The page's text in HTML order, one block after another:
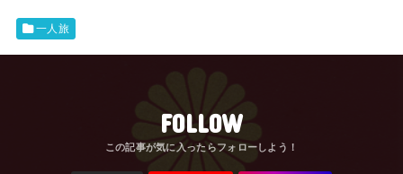
一人旅
FOLLOW